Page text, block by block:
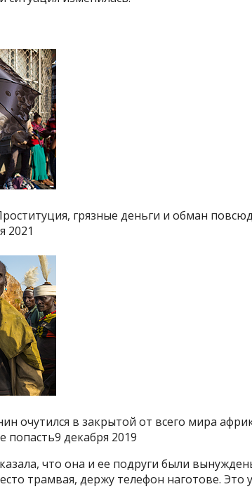
грязные деньги и обман
2021
очутился в закрытой от всего мира
попасть9 декабря 2019
что она и ее подруги были
трамвая, держу телефон наготове. Это